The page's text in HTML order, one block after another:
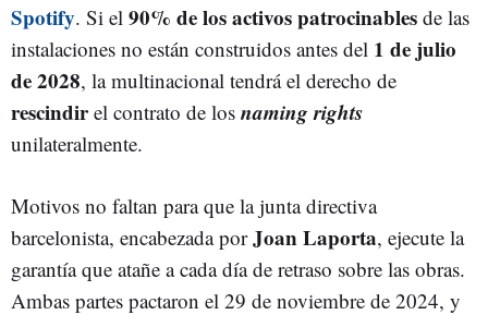
Spotify. Si el 90% de los activos patrocinables de las
instalaciones no están construidos antes del 1 de julio
de 2028, la multinacional tendrá el derecho de
rescindirel contrato de los naming rights
unilateralmente.
Motivos no faltan para que la junta directiva
barcelonista, encabezada porJoan Laporta, ejecute la
garantía que atañe a cada día de retraso sobre las obras.
Ambas partes pactaron el 29 de noviembre de 2024, y